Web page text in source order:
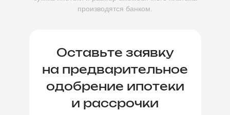
производятся банком.
Оставьте заявку
на предварительное
одобрение ипотеки
и рассрочки